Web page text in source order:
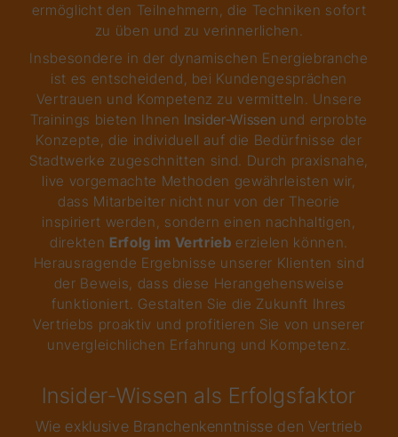
ermöglicht den Teilnehmern, die Techniken sofort
zu üben und zu verinnerlichen.
Insbesondere in der dynamischen Energiebranche
ist es entscheidend, bei Kundengesprächen
Vertrauen und Kompetenz zu vermitteln. Unsere
Trainings bieten Ihnen Insider-Wissen und erprobte
Konzepte, die individuell auf die Bedürfnisse der
Stadtwerke zugeschnitten sind. Durch praxisnahe,
live vorgemachte Methoden gewährleisten wir,
dass Mitarbeiter nicht nur von der Theorie
inspiriert werden, sondern einen nachhaltigen,
direkten Erfolg im Vertrieb erzielen können.
Herausragende Ergebnisse unserer Klienten sind
der Beweis, dass diese Herangehensweise
funktioniert. Gestalten Sie die Zukunft Ihres
Vertriebs proaktiv und profitieren Sie von unserer
unvergleichlichen Erfahrung und Kompetenz.
Insider-Wissen als Erfolgsfaktor
Wie exklusive Branchenkenntnisse den Vertrieb